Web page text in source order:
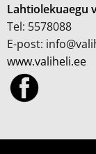
Lahtiolekuaegu
Tel: 5578088
E-post:
www.valiheli.ee